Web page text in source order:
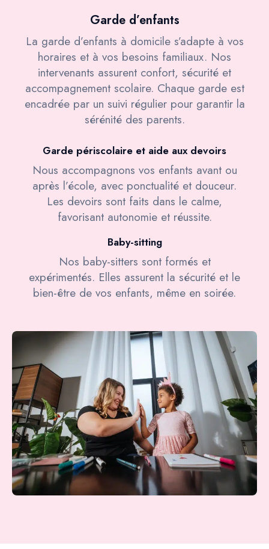
Garde d’enfants
La garde d’enfants à domicile s’adapte à vos
horaires et à vos besoins familiaux. Nos
intervenants assurent confort, sécurité et
accompagnement scolaire. Chaque garde est
encadrée par un suivi régulier pour garantir la
sérénité des parents.
Garde périscolaire et aide aux devoirs
Nous accompagnons vos enfants avant ou
après l’école, avec ponctualité et douceur.
Les devoirs sont faits dans le calme,
favorisant autonomie et réussite.
Baby-sitting
Nos baby-sitters sont formés et
expérimentés. Elles assurent la sécurité et le
bien-être de vos enfants, même en soirée.